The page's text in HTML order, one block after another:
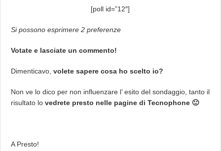
[poll id=”12″]
Si possono esprimere 2 preferenze
Votate e lasciate un commento!
Dimenticavo, volete sapere cosa ho scelto io?
Non ve lo dico per non influenzare l’ esito del sondaggio, tanto il
risultato lovedrete presto nelle pagine di Tecnophone 🙂
A Presto!